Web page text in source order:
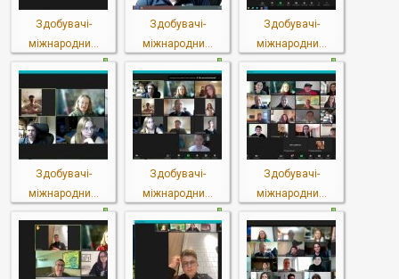
Здобувачі-
міжнародни...
Здобувачі-
міжнародни...
Здобувачі-
міжнародни...
Здобувачі-
міжнародни...
Здобувачі-
міжнародни...
Здобувачі-
міжнародни...